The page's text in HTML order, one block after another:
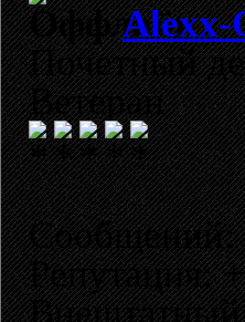
Alexx-
Почетный
Ветеран
Сообщений:
Репутация:
Внештатный